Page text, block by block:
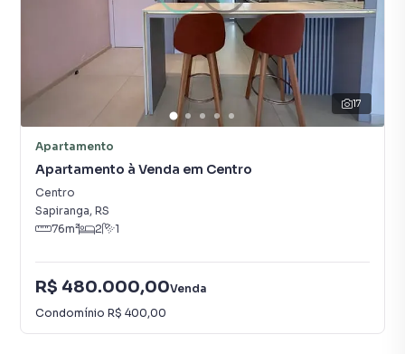
17
Apartamento
Apartamento à Venda em Centro
Centro
Sapiranga, RS
76m² 2 1
R$ 480.000,00Venda
Condomínio R$ 400,00